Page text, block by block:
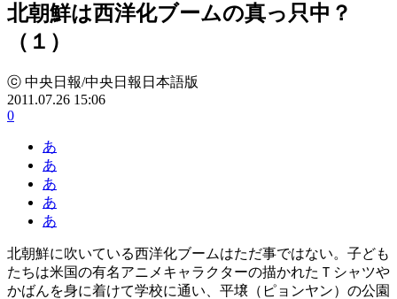
北朝鮮は西洋化ブームの真っ只中？
（１）
ⓒ 中央日報/中央日報日本語版
2011.07.26 15:06
0
あ
あ
あ
あ
あ
北朝鮮に吹いている西洋化ブームはただ事ではない。子ども
たちは米国の有名アニメキャラクターの描かれたＴシャツや
かばんを身に着けて学校に通い、平壌（ピョンヤン）の公園